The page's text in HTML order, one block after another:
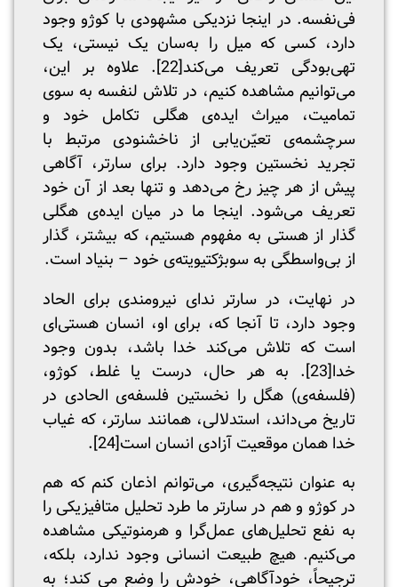
فی‌نفسه. در اینجا نزدیکی مشهودی با کوژو وجود
دارد، کسی که میل را به‌سان یک نیستی، یک
تهی‌بودگی تعریف می‌کند[22]
. علاوه بر این،
می‌توانیم مشاهده کنیم، در تلاش لنفسه به سوی
تمامیت، میراث ایده‌ی هگلی تکامل خود و
سرچشمه‌ی تعیّن‌یابی از ناخشنودی مرتبط با
تجرید نخستین وجود دارد. برای سارتر، آگاهی
پیش از هر چیز رخ می‌دهد و تنها بعد از آن خود
تعریف می‌شود. اینجا ما در میان ایده‌ی هگلی
گذار از هستی به مفهوم هستیم، که بیشتر، گذار
از بی‌واسطگی به سوبژکتیویته‌ی خود – بنیاد است.
در نهایت، در سارتر ندای نیرومندی برای الحاد
وجود دارد، تا آنجا که، برای او، انسان هستی‌ای
است که تلاش می‌کند خدا باشد، بدون وجود
خدا[23]
. به هر حال، درست یا غلط، کوژو،
(فلسفه‌ی) هگل را نخستین فلسفه‌ی الحادی در
تاریخ می‌داند، استدلالی، همانند سارتر، که غیاب
خدا همان موقعیت آزادی انسان است[24]
.
به عنوان نتیجه‌گیری، می‌توانم اذعان کنم که هم
در کوژو و هم در سارتر ما طرد تحلیل متافیزیکی را
به نفع تحلیل‌های عمل‌گرا و هرمنوتیکی مشاهده
می‌کنیم. هیچ طبیعت انسانی وجود ندارد، بلکه،
ترجیحاً، خودآگاهی، خودش را وضع می کند؛ به